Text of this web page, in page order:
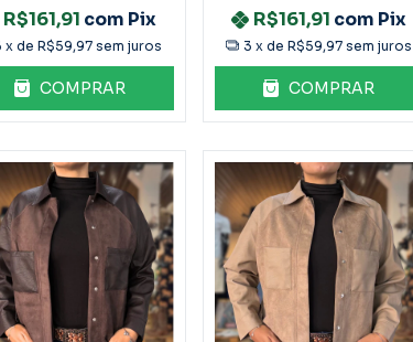
R$161,91 com Pix
x deR$59,97 sem juros
COMPRAR
R$161,91 com Pix
3 x de R$59,97 sem juros
COMPRAR